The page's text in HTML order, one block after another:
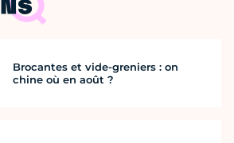
Brocantes et vide-greniers : on
chine où en août ?